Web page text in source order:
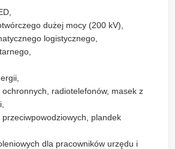
dużej mocy (200 kV),
logistycznego,
radiotelefonów, masek z
plandek
dla pracowników urzędu i